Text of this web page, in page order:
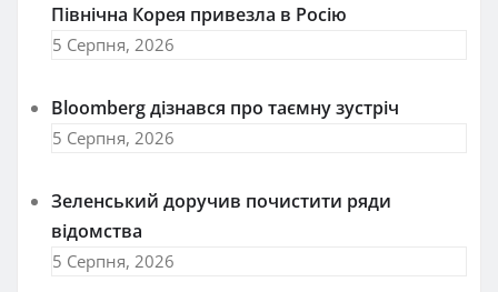
Північна Корея привезла в Росію
5 Серпня, 2026
Bloomberg дізнався про таємну зустріч
5 Серпня, 2026
Зеленський доручив почистити ряди
відомства
5 Серпня, 2026